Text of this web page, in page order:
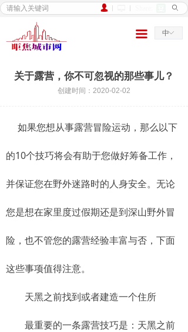
ꄙ
넙
ꀅ
中
끀
家
新闻
健康
关于露营，你不可忽视的那些事儿？
创建时间： 2020-02-02
如果您想从事露营冒险运动，那么以下
的10个技巧将会有助于您做好筹备工作，
并保证您在野外迷路时的人身安全。无论
您是想在家里度过假期还是到深山野外冒
险，也不管您的露营经验丰富与否，下面
这些事项值得注意。
天黑之前找到或者建造一个住所
最重要的一条露营技巧是：天黑之前